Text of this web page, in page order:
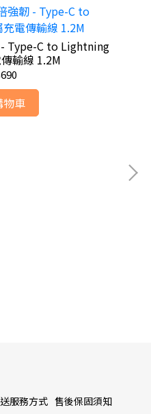
- Type-C to Lightning
編織金屬充電傳輸線 1.2M
物車
服務方式 售後保固須知